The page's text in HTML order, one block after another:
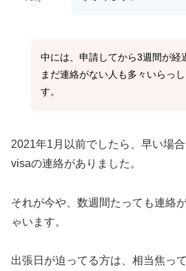
中には、申請してから3週間が経
まだ連絡がない人も多々いらっ
す。
2021年1月以前でしたら、早い場
visaの連絡がありました。
それが今や、数週間たっても連絡
ゃいます。
出張日が迫ってる方は、相当焦っ